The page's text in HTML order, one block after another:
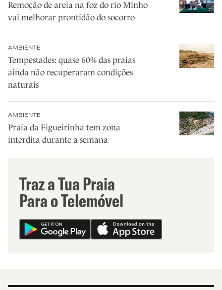
Remoção de areia na foz do rio Minho
vai melhorar prontidão do socorro
AMBIENTE
Tempestades: quase 60% das praias
ainda não recuperaram condições
naturais
AMBIENTE
Praia da Figueirinha tem zona
interdita durante a semana
Traz a Tua Praia
Para o Telemóvel